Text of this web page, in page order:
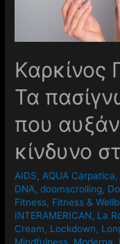
Καρκίνος
Τα
που
κίνδυνο
AIDS, AQUA Carpatica,
DNA,doomscrolling,
Fitness, Fitness &
INTERAMERICAN, La
Cream, Lockdown,
Mindfulness, Moderna,